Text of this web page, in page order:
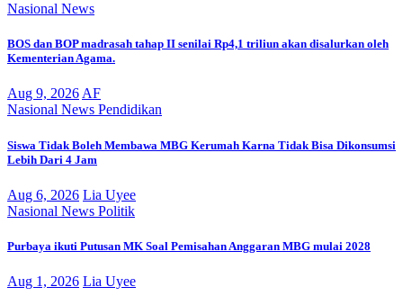
Nasional News
BOS dan BOP madrasah tahap II senilai Rp4,1 triliun akan disalurkan oleh
Kementerian Agama.
Aug 9, 2026 AF
Nasional News Pendidikan
Siswa Tidak Boleh Membawa MBG Kerumah Karna Tidak Bisa Dikonsumsi
Lebih Dari 4 Jam
Aug 6, 2026 Lia Uyee
Nasional News Politik
Purbaya ikuti Putusan MK Soal Pemisahan Anggaran MBG mulai 2028
Aug 1, 2026 Lia Uyee